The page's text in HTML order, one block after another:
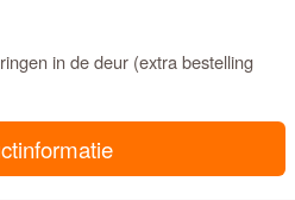
in de deur (extra bestelling